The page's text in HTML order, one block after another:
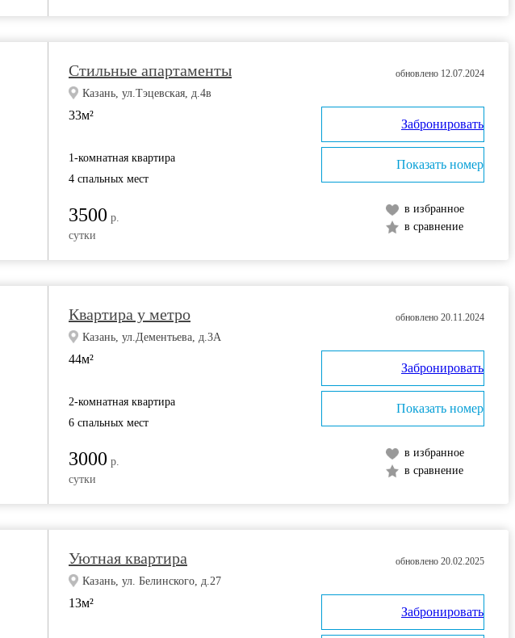
Стильные апартаменты
Казань, ул.Тэцевская, д.4в
33м²
1-комнатная квартира
4 спальных мест
3500 р.
сутки
обновлено 12.07.2024
в избранное
в сравнение
Забронировать
Показать номер
Квартира у метро
Казань, ул.Дементьева, д.3А
44м²
2-комнатная квартира
6 спальных мест
3000 р.
сутки
обновлено 20.11.2024
в избранное
в сравнение
Забронировать
Показать номер
Уютная квартира
Казань, ул. Белинского, д.27
13м²
обновлено 20.02.2025
Забронировать